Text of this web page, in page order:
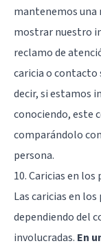
mantenemos una
mostrar nuestro
reclamo de
caricia o contacto
decir, si estamos
conociendo, este
comparándolo
persona.
10. Caricias en los
Las caricias en
dependiendo del
involucradas. En